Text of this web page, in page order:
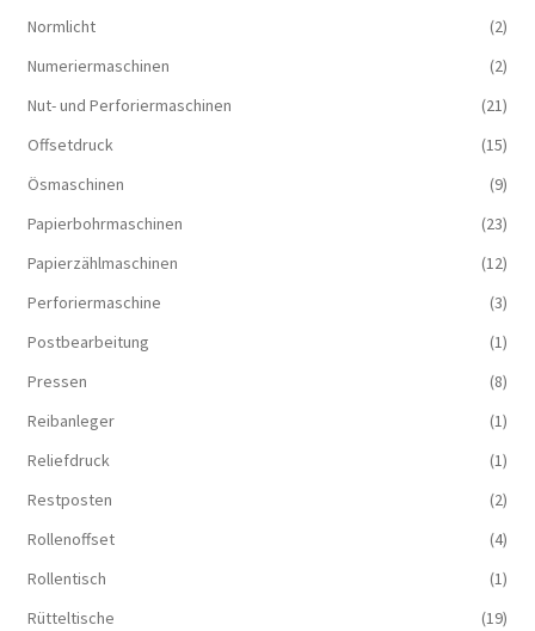
Normlicht
(2)
Numeriermaschinen
(2)
Nut- und Perforiermaschinen
(21)
Offsetdruck
(15)
Ösmaschinen
(9)
Papierbohrmaschinen
(23)
Papierzählmaschinen
(12)
Perforiermaschine
(3)
Postbearbeitung
(1)
Pressen
(8)
Reibanleger
(1)
Reliefdruck
(1)
Restposten
(2)
Rollenoffset
(4)
Rollentisch
(1)
Rütteltische
(19)